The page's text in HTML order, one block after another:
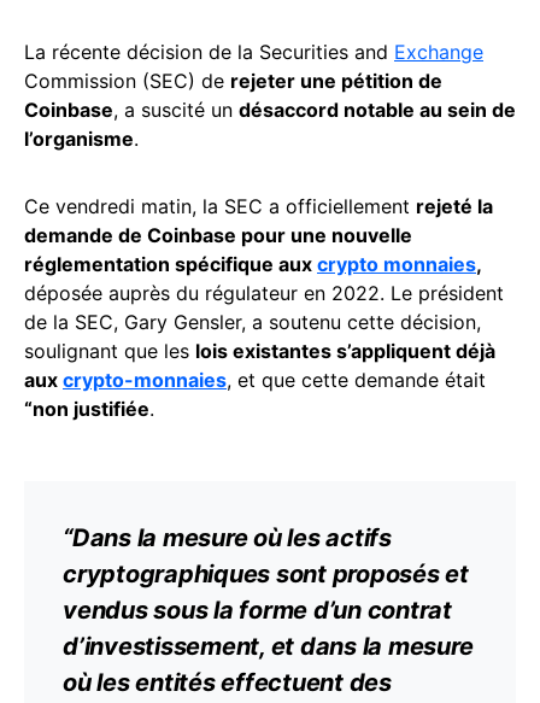
La récente décision de la Securities and Exchange
Commission (SEC) de rejeter une pétition de
Coinbase, a suscité un désaccord notable au sein de
l’organisme.
Ce vendredi matin, la SEC a officiellement rejeté la
demande de Coinbase pour une nouvelle
réglementation spécifique aux crypto monnaies,
déposée auprès du régulateur en 2022. Le président
de la SEC, Gary Gensler, a soutenu cette décision,
soulignant que les lois existantes s’appliquent déjà
aux crypto-monnaies, et que cette demande était
“non justifiée.
“Dans la mesure où les actifs
cryptographiques sont proposés et
vendus sous la forme d’un contrat
d’investissement, et dans la mesure
où les entités effectuent des